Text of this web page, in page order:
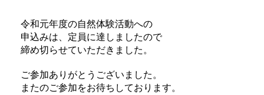
令和元年度の自然体験活動への
申込みは、定員に達しましたので
締め切らせていただきました。
ご参加ありがとうございました。
またのご参加をお待ちしております。